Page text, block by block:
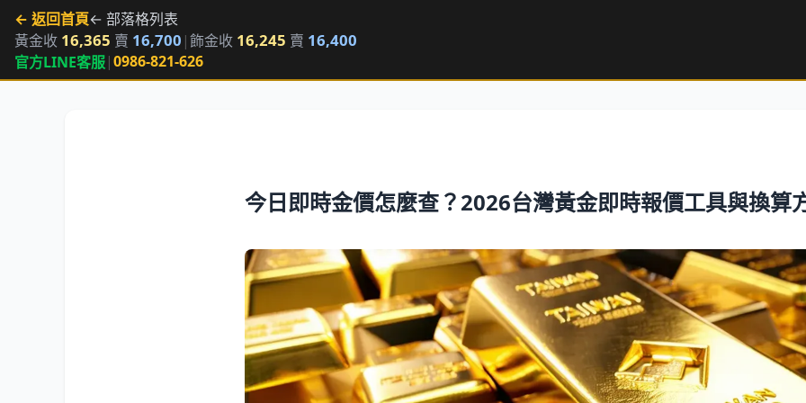
← 返回首頁← 部落格列表
黃金收 16,365 賣 16,700 |飾金收 16,245 賣 16,400
官方LINE客服|0986-821-626
今日即時金價怎麼查？2026台灣黃金即時報價工具與換算